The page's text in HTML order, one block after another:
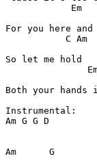
Em
C Am
Both your hands
Am G G D
Am G